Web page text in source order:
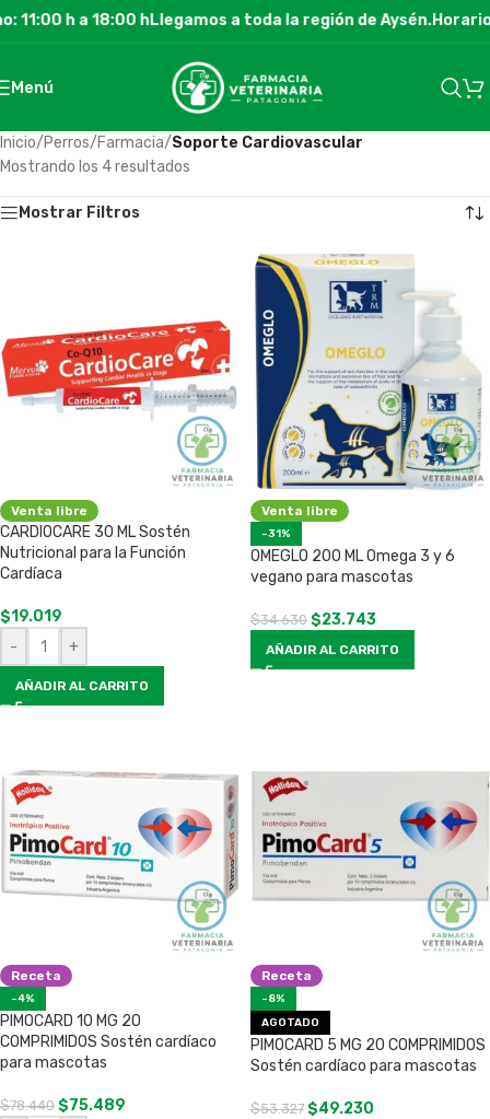
11:00 h a 18:00 hLlegamos a toda la región de Aysén.Horario
Menú
Inicio/Perros/Farmacia/Soporte Cardiovascular
Mostrando los 4 resultados
Mostrar Filtros
Venta libre
CARDIOCARE 30 ML Sostén
Nutricional para la Función
Cardíaca
$19.019
-
+
AÑADIR AL CARRITO
Venta libre
-31%
OMEGLO 200 ML Omega 3 y 6
vegano para mascotas
$34.630 $23.743
AÑADIR AL CARRITO
Receta
-4%
PIMOCARD 10 MG 20
COMPRIMIDOS Sostén cardíaco
para mascotas
$78.440 $75.489
Receta
-8%
AGOTADO
PIMOCARD 5 MG 20 COMPRIMIDOS
Sostén cardíaco para mascotas
$53.327 $49.230